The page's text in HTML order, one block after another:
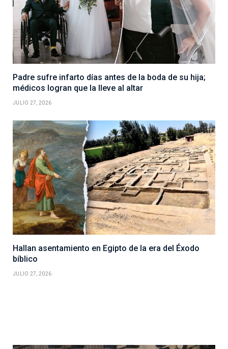
Padre sufre infarto días antes de la boda de su hija;
médicos logran que la lleve al altar
JULIO 27, 2026
Hallan asentamiento en Egipto de la era del Éxodo
bíblico
JULIO 27, 2026